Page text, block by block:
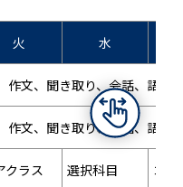
火 水
作文、聞き取り、会話、語い
作文、聞き取り、会話、語い
クラス 選択科目 コア